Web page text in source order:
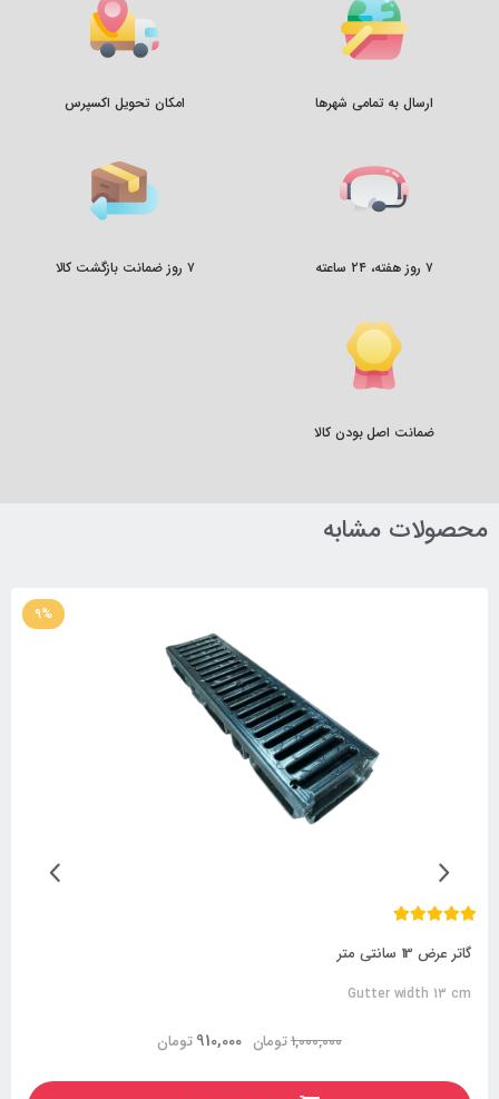
ارسال به تمامی شهرها امکان تحویل اکسپرس
۷ روز هفته، ۲۴ ساعته ۷ روز ضمانت بازگشت کالا
ضمانت اصل بودن کالا
محصولات مشابه
9%
گاتر عرض 13 سانتی متر
Gutter width 13 cm
تومان1,000,000 تومان910,000